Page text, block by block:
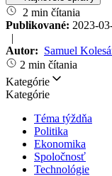
2 min čítania
Publikované: 2023-
|
Autor: Samuel
2 min čítania
Kategórie
Kategórie
Téma týždňa
Politika
Ekonomika
Spoločnosť
Technológie